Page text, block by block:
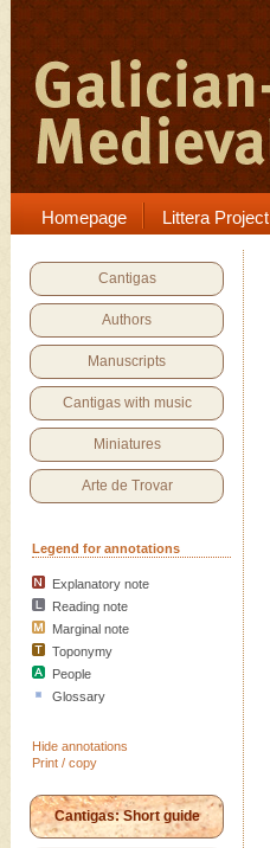
Homepage Littera Project
Cantigas
Authors
Manuscripts
Cantigas with music
Miniatures
Arte de Trovar
Legend for annotations
Explanatory note
Reading note
Marginal note
Toponymy
People
Glossary
Hide annotations
Print / copy
Cantigas: Short guide